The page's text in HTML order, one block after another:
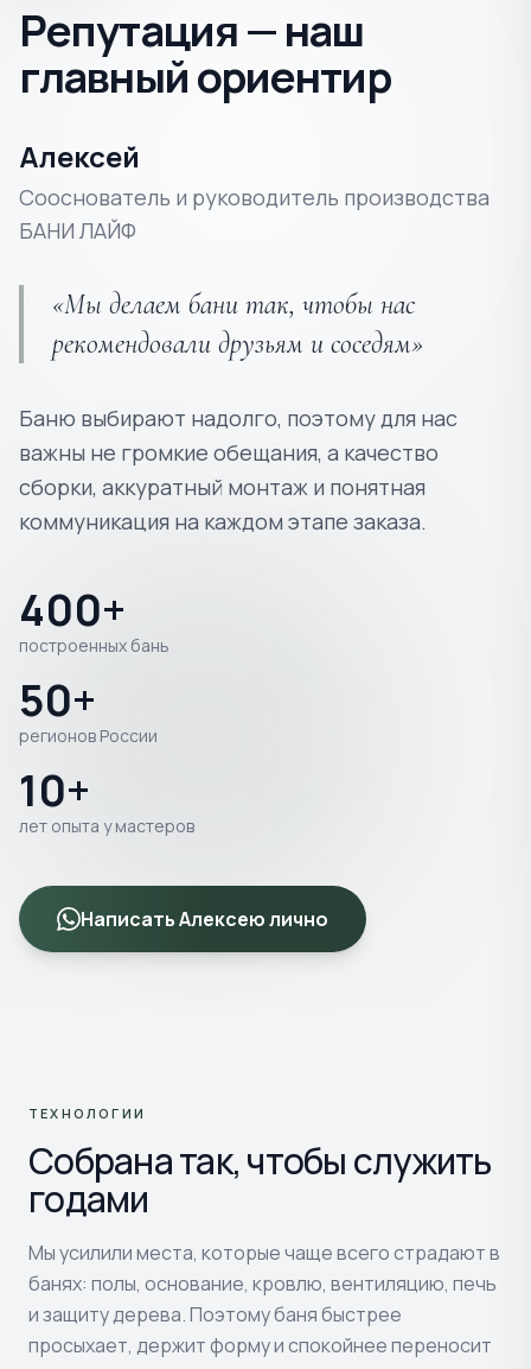
Репутация — наш
главный ориентир
Алексей
Сооснователь и руководитель производства
БАНИ ЛАЙФ
«Мы делаем бани так, чтобы нас
рекомендовали друзьям и соседям»
Баню выбирают надолго, поэтому для нас
важны не громкие обещания, а качество
сборки, аккуратный монтаж и понятная
коммуникация на каждом этапе заказа.
400+
построенных бань
50+
регионов России
10+
лет опыта у мастеров
Написать Алексею лично
ТЕХНОЛОГИИ
Собрана так, чтобы служить
годами
Мы усилили места, которые чаще всего страдают в
банях: полы, основание, кровлю, вентиляцию, печь
и защиту дерева. Поэтому баня быстрее
просыхает, держит форму и спокойнее переносит